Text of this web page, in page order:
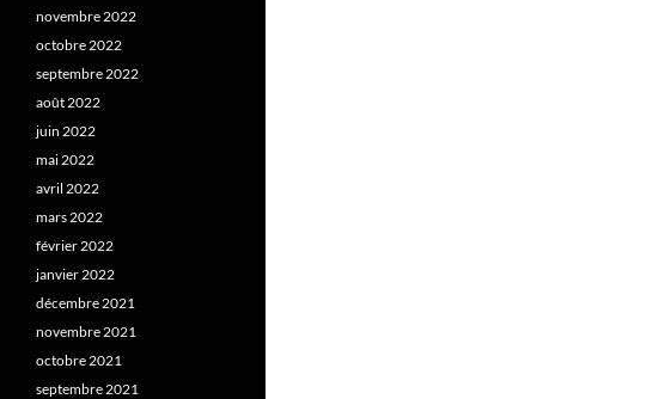
novembre 2022
octobre 2022
septembre 2022
août 2022
juin 2022
mai 2022
avril 2022
mars 2022
février 2022
janvier 2022
décembre 2021
novembre 2021
octobre 2021
septembre 2021